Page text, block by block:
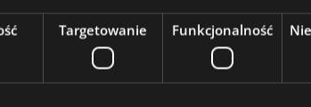
wzrost był wskazywany jako jedna z
z rosnącym zainteresowaniem
wartość MIK dla firm produkcyjnych,
i liczby nowych zamówień w ujęciu
Targetowanie Funkcjonalność